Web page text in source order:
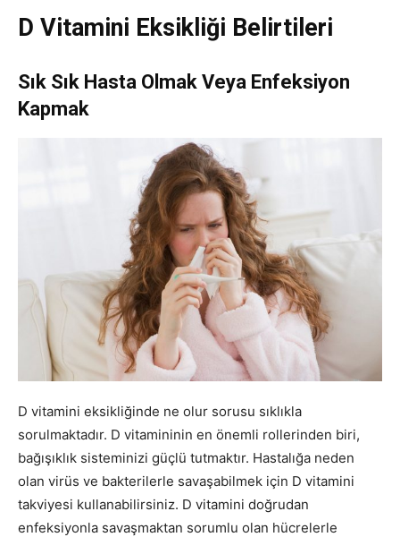
D Vitamini Eksikliği Belirtileri
Sık Sık Hasta Olmak Veya Enfeksiyon
Kapmak
D vitamini eksikliğinde ne olur sorusu sıklıkla
sorulmaktadır. D vitamininin en önemli rollerinden biri,
bağışıklık sisteminizi güçlü tutmaktır. Hastalığa neden
olan virüs ve bakterilerle savaşabilmek için D vitamini
takviyesi kullanabilirsiniz. D vitamini doğrudan
enfeksiyonla savaşmaktan sorumlu olan hücrelerle